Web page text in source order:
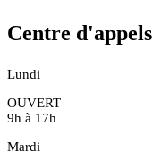
Centre
Lundi
OUVERT
9h à 17h
Mardi